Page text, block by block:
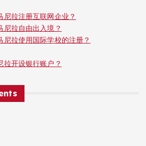
拉注册互联网企业？
尼拉自由出入境？
拉使用国际学校的注册？
拉开设银行账户？